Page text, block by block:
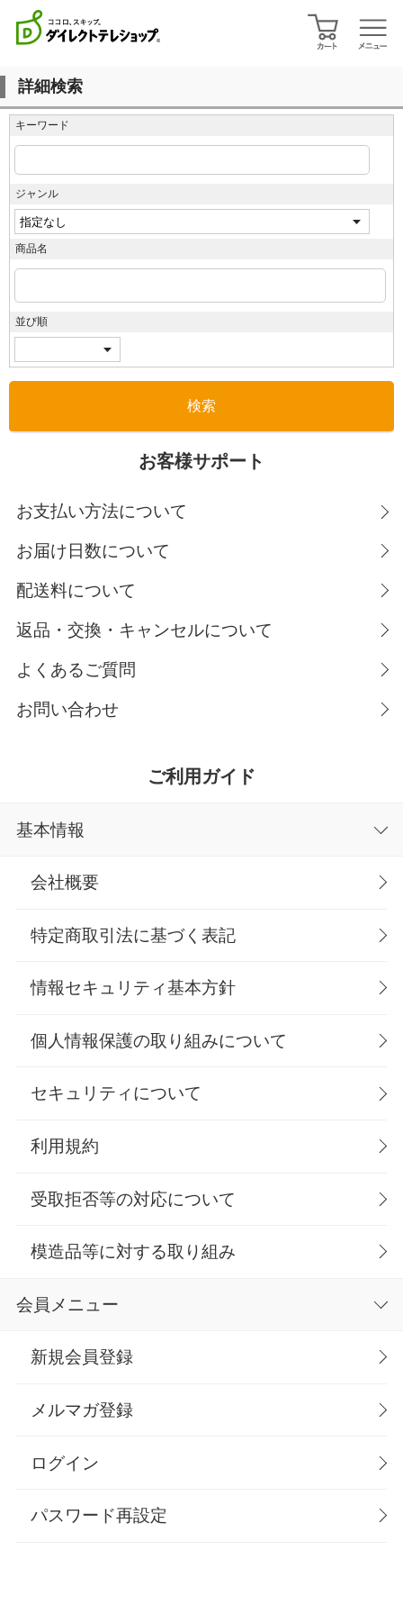
詳細検索
キーワード
ジャンル
商品名
並び順
お客様サポート
お支払い方法について
お届け日数について
配送料について
返品・交換・キャンセルについて
よくあるご質問
お問い合わせ
ご利用ガイド
基本情報
会社概要
特定商取引法に基づく表記
情報セキュリティ基本方針
個人情報保護の取り組みについて
セキュリティについて
利用規約
受取拒否等の対応について
模造品等に対する取り組み
会員メニュー
新規会員登録
メルマガ登録
ログイン
パスワード再設定